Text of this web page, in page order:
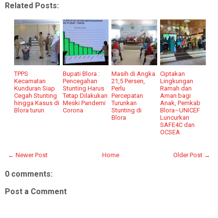
Related Posts:
TPPS
Kecamatan
Kunduran Siap
Cegah Stunting
hingga Kasus di
Blora turun
Bupati Blora :
Pencegahan
Stunting Harus
Tetap Dilakukan
Meski Pandemi
Corona
Masih di Angka
21,5 Persen,
Perlu
Percepatan
Turunkan
Stunting di
Blora
Ciptakan
Lingkungan
Ramah dan
Aman bagi
Anak, Pemkab
Blora–UNICEF
Luncurkan
SAFE4C dan
OCSEA
← Newer Post Older Post →
Home
0 comments:
Post a Comment